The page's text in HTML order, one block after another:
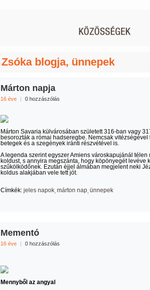
Zsóka blogja, ünnepek
Márton napja
16 éve | 0 hozzászólás
Márton Savaria külvárosában született 316-ban vagy
besorozták a római hadseregbe. Nemcsak
betegek és a szegények iránti részvétével is.
A legenda szerint egyszer Amiens városkapujánál
koldust, s annyira megszánta, hogy köpönyegét levéve
szűkölködőnek. Ezután éjjel álmában megjelent neki
koldus alakjában vele tett jót.
Címkék: jeles napok márton nap ünnepek
Mementó
16 éve | 0 hozzászólás
Mennyből az angyal